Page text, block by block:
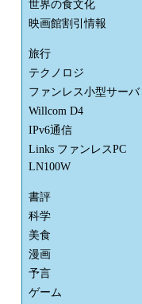
世界の食文化
映画館割引情報
旅行
テクノロジ
ファンレス小型サーバ
Willcom D4
IPv6通信
Links ファンレスPC
LN100W
書評
科学
美食
漫画
予言
ゲーム